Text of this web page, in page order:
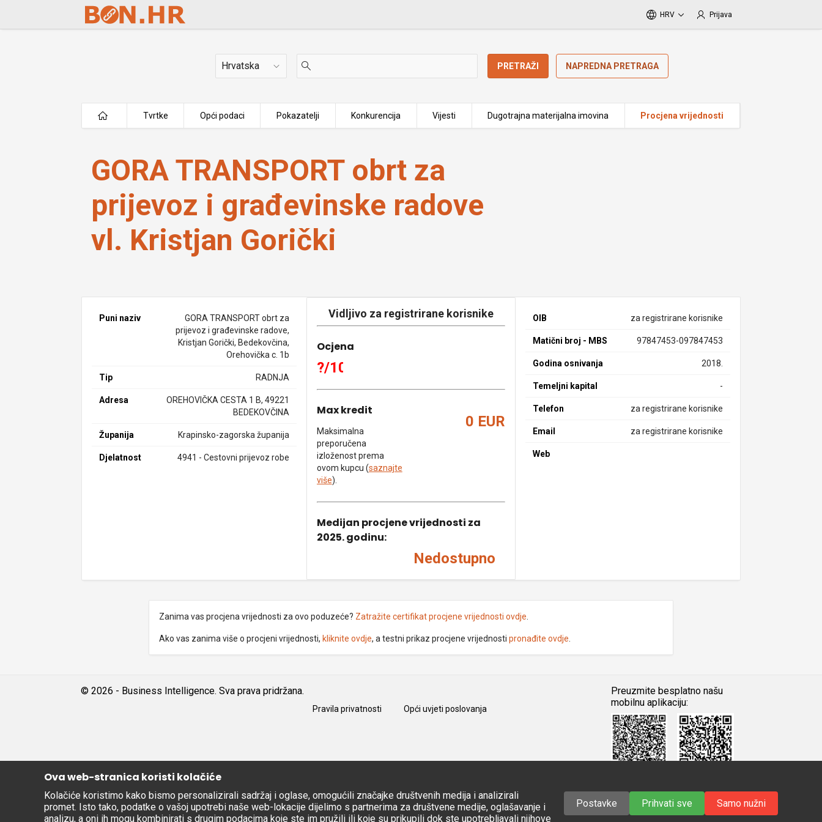
Skip to Main Content
HRV Prijava
Država PRETRAŽI NAPREDNA PRETRAGA
Tvrtke Opći podaci Pokazatelji Konkurencija Vijesti Dugotrajna materijalna imovina Procjena vrijednosti
GORA TRANSPORT obrt za prijevoz i građevinske radove vl. Kristjan Gorički
GORA TRANSPORT obrt za
prijevoz i građevinske radove
vl. Kristjan Gorički
Puni naziv
GORA TRANSPORT obrt za
prijevoz i građevinske radove,
Kristjan Gorički, Bedekovčina,
Orehovička c. 1b
Tip RADNJA
Adresa
OREHOVIČKA CESTA 1 B, 49221
BEDEKOVČINA
Županija Krapinsko-zagorska županija
Djelatnost 4941 - Cestovni prijevoz robe
Vidljivo za registrirane korisnike
Ocjena
?/10
Max kredit
Maksimalna
preporučena
izloženost prema
ovom kupcu (saznajte
više).
0 EUR
Medijan procjene vrijednosti za
2025. godinu:
Nedostupno
OIB za registrirane korisnike
Matični broj - MBS 97847453-097847453
Godina osnivanja 2018.
Temeljni kapital -
Telefon za registrirane korisnike
Email za registrirane korisnike
Web
Zanima vas procjena vrijednosti za ovo poduzeće? Zatražite certifikat procjene vrijednosti ovdje
Ako vas zanima više o procjeni vrijednosti, kliknite ovdje, a testni prikaz procjene vrijednosti pronađite ovdje
© 2026 - Business Intelligence. Sva prava pridržana.
Pravila privatnosti Opći uvjeti poslovanja
Preuzmite besplatno našu
mobilnu aplikaciju:
Android iOS
Play
Store
Ova web-stranica koristi kolačiće
Kolačiće koristimo kako bismo personalizirali sadržaj i oglase, omogućili značajke društvenih medija i analizirali
promet. Isto tako, podatke o vašoj upotrebi naše web-lokacije dijelimo s partnerima za društvene medije, oglašavanje i
analizu, a oni ih mogu kombinirati s drugim podacima koje ste im pružili ili koje su prikupili dok ste upotrebljavali njihove
Postavke Prihvati sve Samo nužni